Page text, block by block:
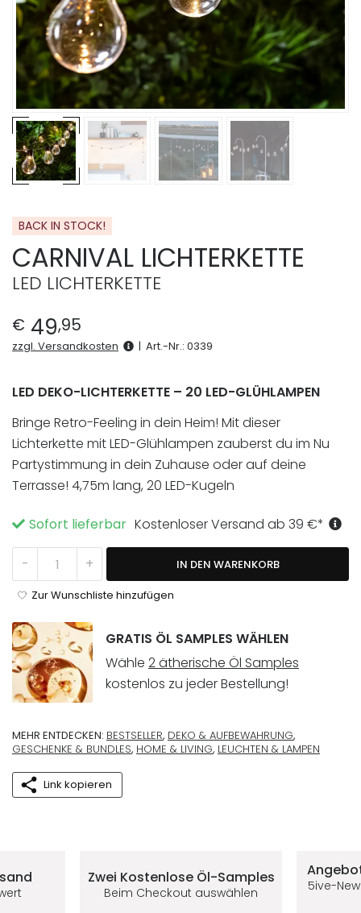
BACK IN STOCK!
CARNIVAL LICHTERKETTE
LED LICHTERKETTE
€ 49,95
zzgl. Versandkosten | Art.-Nr.: 0339
LED DEKO-LICHTERKETTE – 20 LED-GLÜHLAMPEN
Bringe Retro-Feeling in dein Heim! Mit dieser
Lichterkette mit LED-Glühlampen zauberst du im Nu
Partystimmung in dein Zuhause oder auf deine
Terrasse! 4,75m lang, 20 LED-Kugeln
Sofort lieferbar Kostenloser Versand ab 39 €*
-
Carnival Lichterkette Menge
+ IN DEN WARENKORB
Zur Wunschliste hinzufügen
GRATIS ÖL SAMPLES WÄHLEN
Wähle 2 ätherische Öl Samples
kostenlos zu jeder Bestellung!
MEHR ENTDECKEN: BESTSELLER, DEKO & AUFBEWAHRUNG,
GESCHENKE & BUNDLES, HOME & LIVING, LEUCHTEN & LAMPEN
Link kopieren
Zwei Kostenlose Öl-Samples
Beim Checkout auswählen 5ive-